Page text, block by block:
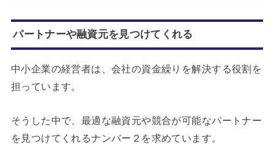
パートナーや融資元を見つけてくれる
中小企業の経営者は、会社の資金繰りを解決する役割を
担っています。
そうした中で、最適な融資元や競合が可能なパートナー
を見つけてくれるナンバー２を求めています。